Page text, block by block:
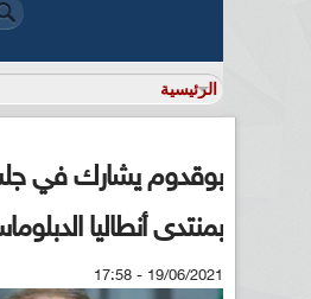
بوقدوم يشارك في
بمنتدى أنطاليا
19/06/2021 - 17:58